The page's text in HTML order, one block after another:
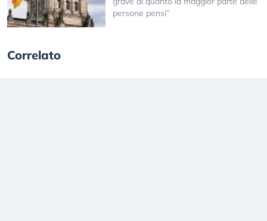
persone pensi”
Correlato